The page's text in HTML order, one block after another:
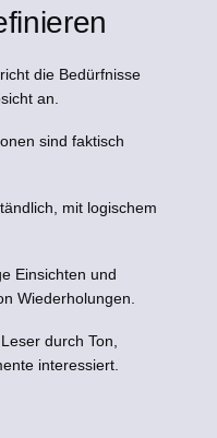
die Bedürfnisse
an.
sind faktisch
mit logischem
Einsichten und
Wiederholungen.
durch Ton,
interessiert.